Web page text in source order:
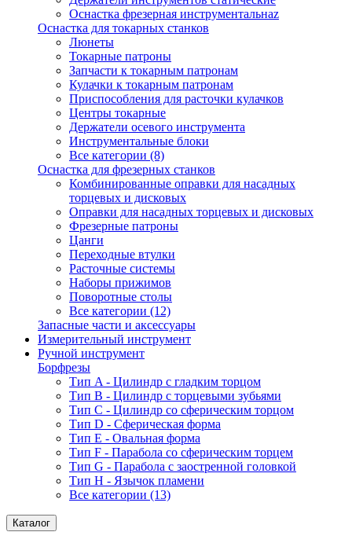
Оснастка фрезерная инструментальнаz
Оснастка для токарных станков
Люнеты
Токарные патроны
Запчасти к токарным патронам
Кулачки к токарным патронам
Приспособления для расточки кулачков
Центры токарные
Держатели осевого инструмента
Инструментальные блоки
Все категории (8)
Оснастка для фрезерных станков
Комбинированные оправки для насадных
торцевых и дисковых
Оправки для насадных торцевых и дисковых
Фрезерные патроны
Цанги
Переходные втулки
Расточные системы
Наборы прижимов
Поворотные столы
Все категории (12)
Запасные части и аксессуары
Измерительный инструмент
Ручной инструмент
Борфрезы
Тип A - Цилиндр с гладким торцом
Тип В - Цилиндр с торцевыми зубьями
Тип С - Цилиндр со сферическим торцом
Тип D - Сферическая форма
Тип Е - Овальная форма
Тип F - Парабола со сферическим торцем
Тип G - Парабола с заостренной головкой
Тип H - Язычок пламени
Все категории (13)
Каталог